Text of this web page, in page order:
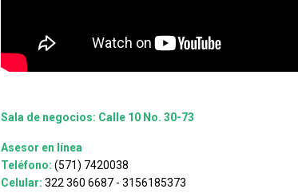
Sala de negocios: Calle 10 No. 30-73
Asesor en línea
Teléfono: (571) 7420038
Celular: 322 360 6687 - 3156185373